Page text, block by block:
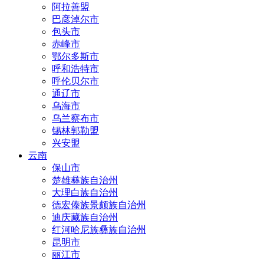
阿拉善盟
巴彦淖尔市
包头市
赤峰市
鄂尔多斯市
呼和浩特市
呼伦贝尔市
通辽市
乌海市
乌兰察布市
锡林郭勒盟
兴安盟
云南
保山市
楚雄彝族自治州
大理白族自治州
德宏傣族景颇族自治州
迪庆藏族自治州
红河哈尼族彝族自治州
昆明市
丽江市